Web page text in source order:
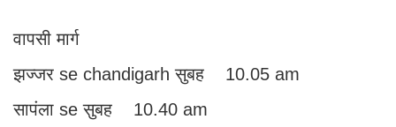
वापसी मार्ग
झज्जर se chandigarh सुबह 10.05 am
सापंला se सुबह 10.40 am